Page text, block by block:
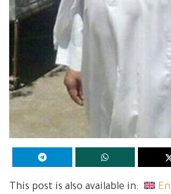
This post is also available in: